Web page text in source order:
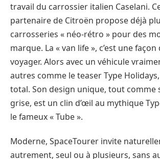
travail du carrossier italien Caselani.
partenaire de Citroën propose déjà
carrosseries « néo-rétro » pour des
marque. La « van life », c’est une
voyager. Alors avec un véhicule
autres comme le teaser Type
total. Son design unique, tout comme
grise, est un clin d’œil au mythique
le fameux « Tube ».
Moderne, SpaceTourer invite
autrement, seul ou à plusieurs, sans